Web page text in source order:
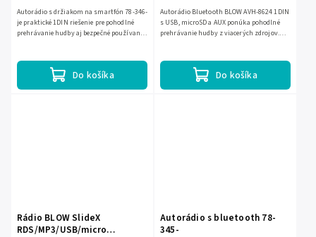
Do košíka
Autorádio s držiakom na smartfón 78-346-
je praktické 1DIN riešenie pre pohodlné
prehrávanie hudby aj bezpečné používanie
Do košíka
Autorádio Bluetooth BLOW AVH-8624 1DIN
s USB, microSD a AUX ponúka pohodlné
prehrávanie hudby z viacerých zdrojov.
Rádio BLOW SlideX
RDS/MP3/USB/micro
Autorádio s bluetooth 78-
345-